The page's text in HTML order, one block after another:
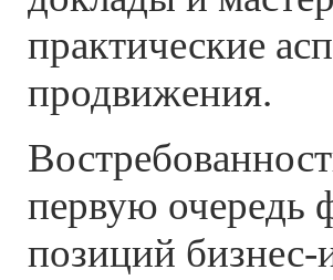
практические
продвижения.
первую очередь
позиций